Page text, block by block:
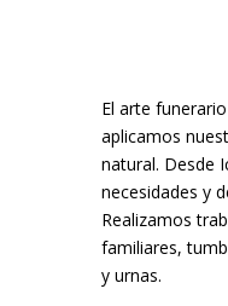
El arte
aplicamos
natural. Desde
necesidades y
Realizamos
familiares,
y urnas.